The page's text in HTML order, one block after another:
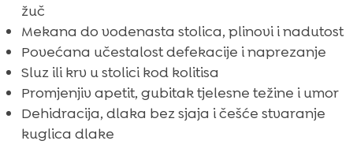
žuč
Mekana do vodenasta stolica, plinovi i nadutost
Povećana učestalost defekacije i naprezanje
Sluz ili krv u stolici kod kolitisa
Promjenjiv apetit, gubitak tjelesne težine i umor
Dehidracija, dlaka bez sjaja i češće stvaranje
kuglica dlake